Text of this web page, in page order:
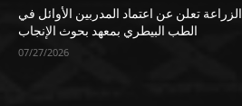
الزراعة تعلن عن اعتماد المدربين الأوائل في
الطب البيطري بمعهد بحوث الإنجاب
07/27/2026